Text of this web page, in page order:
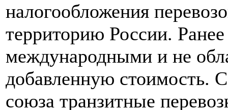
налогообложения
территорию России. Ранее
международными и не
добавленную стоимость.
союза транзитные